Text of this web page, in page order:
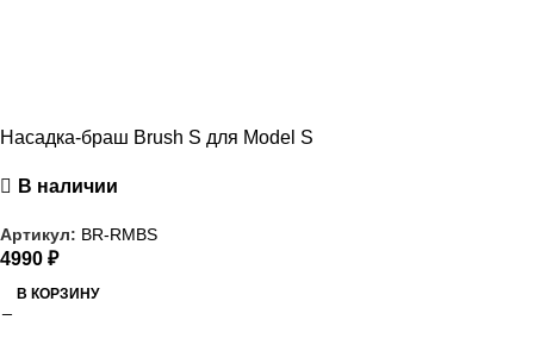
Насадка-браш Brush S для Model S
В наличии
Артикул: BR-RMBS
4990 ₽
В КОРЗИНУ